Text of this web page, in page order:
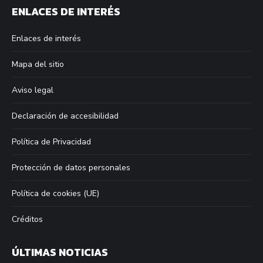
opens
new
window
opens
new
window
opens
new
window
opens
new
ENLACES DE INTERÉS
Enlaces de interés
Mapa del sitio
Aviso legal
Declaración de accesibilidad
Política de Privacidad
Protección de datos personales
Política de cookies (UE)
Créditos
ÚLTIMAS NOTICIAS